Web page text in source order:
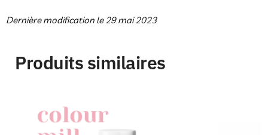
Dernière modification le 29 mai 2023
Produits similaires